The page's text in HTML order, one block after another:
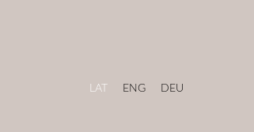
LAT ENG DEU